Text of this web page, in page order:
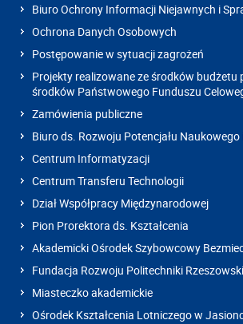
Biuro Ochrony Informacji Niejawnych i
Ochrona Danych Osobowych
Postępowanie w sytuacji zagrożeń
Projekty realizowane ze środków budżetu
środków Państwowego Funduszu
Zamówienia publiczne
Biuro ds. Rozwoju Potencjału
Centrum Informatyzacji
Centrum Transferu Technologii
Dział Współpracy Międzynarodowej
Pion Prorektora ds. Kształcenia
Akademicki Ośrodek Szybowcowy
Fundacja Rozwoju Politechniki
Miasteczko akademickie
Ośrodek Kształcenia Lotniczego w